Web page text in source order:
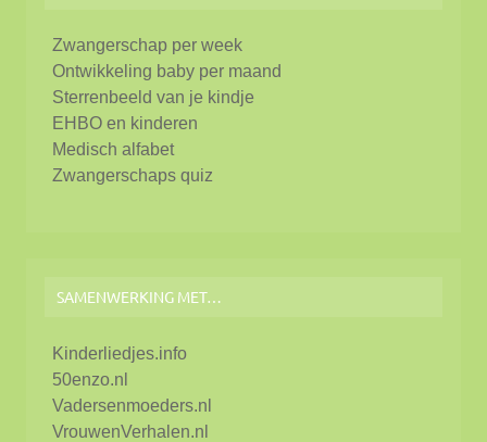
Zwangerschap per week
Ontwikkeling baby per maand
Sterrenbeeld van je kindje
EHBO en kinderen
Medisch alfabet
Zwangerschaps quiz
SAMENWERKING MET…
Kinderliedjes.info
50enzo.nl
Vadersenmoeders.nl
VrouwenVerhalen.nl